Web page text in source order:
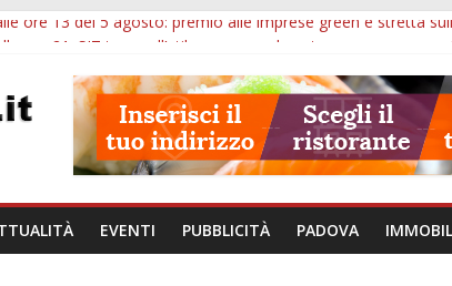
ore 13 del 5 agosto: premio alle imprese green e stretta
tempo alle imprese del Padovano: prorogate le
non fanno perdere la NASpI: le tutele previste nei casi di
uno studio dell’Università di Padova parte
EVENTI PUBBLICITÀ PADOVA